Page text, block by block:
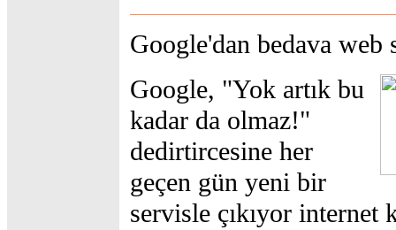
Google'dan bedava web
Google, "Yok artık bu
kadar da olmaz!"
dedirtircesine her
geçen gün yeni bir
servisle çıkıyor internet